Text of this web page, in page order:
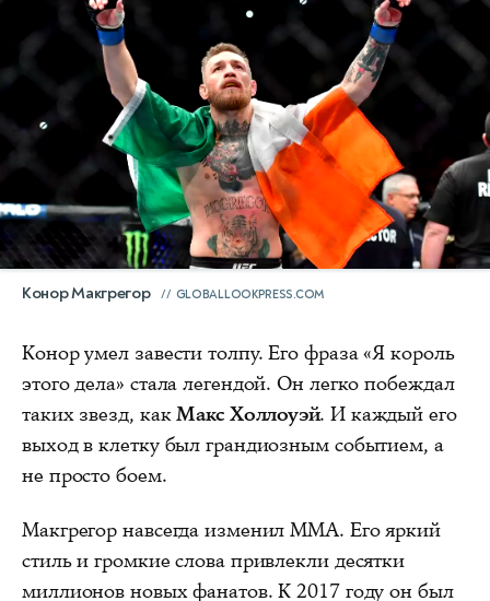
Конор Макгрегор GLOBALLOOKPRESS.COM
Конор умел завести толпу. Его фраза «Я король
этого дела» стала легендой. Он легко побеждал
таких звезд, какМакс Холлоуэй. И каждый его
выход в клетку был грандиозным событием, а
не просто боем.
Макгрегор навсегда изменил ММА. Его яркий
стиль и громкие слова привлекли десятки
миллионов новых фанатов. К 2017 году он был